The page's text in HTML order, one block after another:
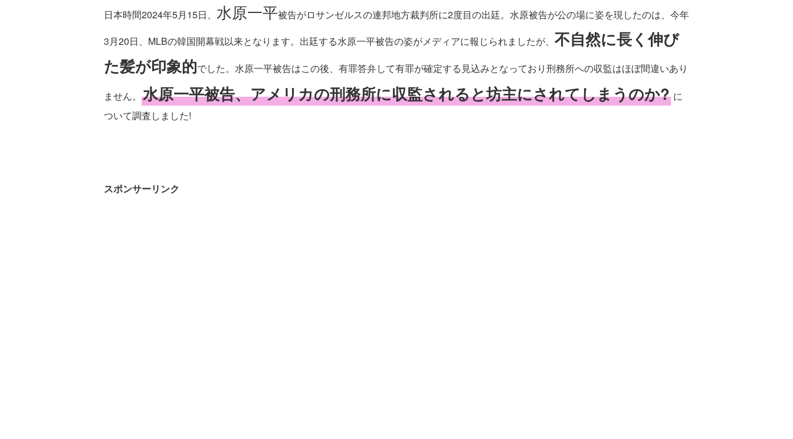
日本時間2024年5月15日、 水原一平被告がロサンゼルスの連邦地方裁判所に2度目の出廷。水原被告が公の場に姿を現したのは、今年
3月20日、MLBの韓国開幕戦以来となります。出廷する水原一平被告の姿がメディアに報じられましたが、 不自然に長く伸び
た髪が印象的でした。水原一平被告はこの後、有罪答弁して有罪が確定する見込みとなっており刑務所への収監はほぼ間違いあり
ません。 水原一平被告、アメリカの刑務所に収監されると坊主にされてしまうのか? に
ついて調査しました!
スポンサーリンク